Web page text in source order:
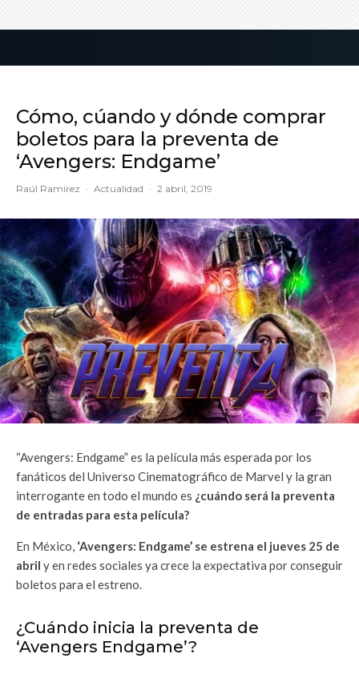
Cómo, cúando y dónde comprar
boletos para la preventa de
‘Avengers: Endgame’
Raúl Ramírez · Actualidad · 2 abril, 2019
“Avengers: Endgame” es la película más esperada por los
fanáticos del Universo Cinematográfico de Marvel y la gran
interrogante en todo el mundo es ¿cuándo será la preventa
de entradas para esta película?
En México, ‘Avengers: Endgame’ se estrena el jueves 25 de
abril y en redes sociales ya crece la expectativa por conseguir
boletos para el estreno.
¿Cuándo inicia la preventa de
‘Avengers Endgame’?